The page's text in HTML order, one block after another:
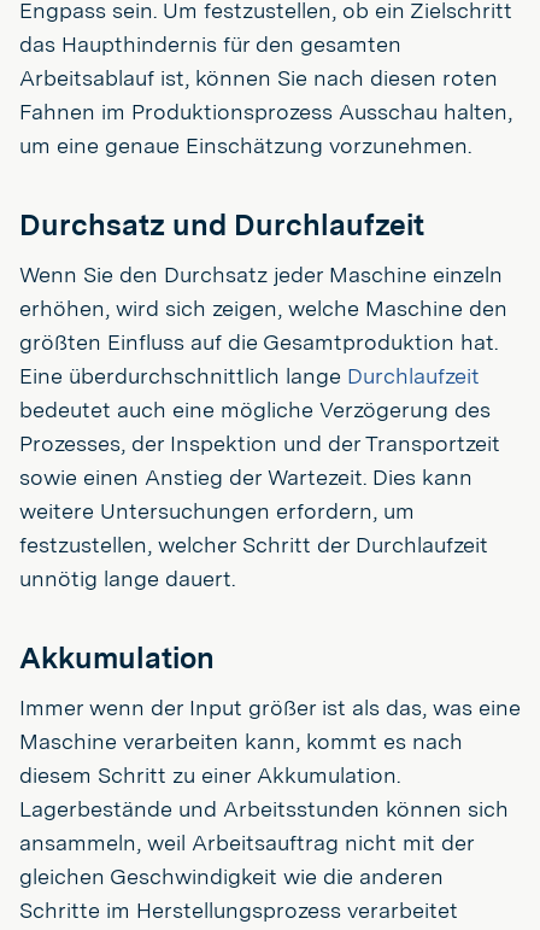
Engpass sein. Um festzustellen, ob ein Zielschritt
das Haupthindernis für den gesamten
Arbeitsablauf ist, können Sie nach diesen roten
Fahnen im Produktionsprozess Ausschau halten,
um eine genaue Einschätzung vorzunehmen.
Durchsatz und Durchlaufzeit
Wenn Sie den Durchsatz jeder Maschine einzeln
erhöhen, wird sich zeigen, welche Maschine den
größten Einfluss auf die Gesamtproduktion hat.
Eine überdurchschnittlich lange Durchlaufzeit
bedeutet auch eine mögliche Verzögerung des
Prozesses, der Inspektion und der Transportzeit
sowie einen Anstieg der Wartezeit. Dies kann
weitere Untersuchungen erfordern, um
festzustellen, welcher Schritt der Durchlaufzeit
unnötig lange dauert.
Akkumulation
Immer wenn der Input größer ist als das, was eine
Maschine verarbeiten kann, kommt es nach
diesem Schritt zu einer Akkumulation.
Lagerbestände und Arbeitsstunden können sich
ansammeln, weil Arbeitsauftrag nicht mit der
gleichen Geschwindigkeit wie die anderen
Schritte im Herstellungsprozess verarbeitet